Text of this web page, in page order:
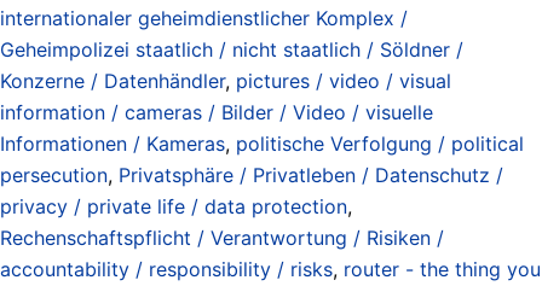
internationaler geheimdienstlicher Komplex /
Geheimpolizei staatlich / nicht staatlich / Söldner /
Konzerne / Datenhändler, pictures / video / visual
information / cameras / Bilder / Video / visuelle
Informationen / Kameras, politische Verfolgung / political
persecution, Privatsphäre / Privatleben / Datenschutz /
privacy / private life / data protection,
Rechenschaftspflicht / Verantwortung / Risiken /
accountability / responsibility / risks, router - the thing you